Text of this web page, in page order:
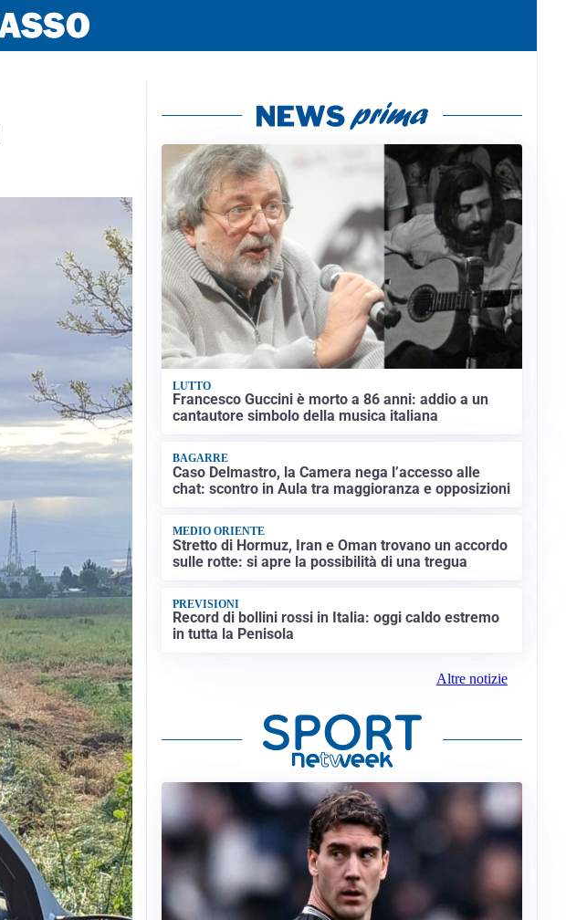
LUTTO
Francesco Guccini è morto a 86 anni: addio a un
cantautore simbolo della musica italiana
BAGARRE
Caso Delmastro, la Camera nega l’accesso alle
chat: scontro in Aula tra maggioranza e opposizioni
MEDIO ORIENTE
Stretto di Hormuz, Iran e Oman trovano un accordo
sulle rotte: si apre la possibilità di una tregua
PREVISIONI
Record di bollini rossi in Italia: oggi caldo estremo
in tutta la Penisola
Altre notizie